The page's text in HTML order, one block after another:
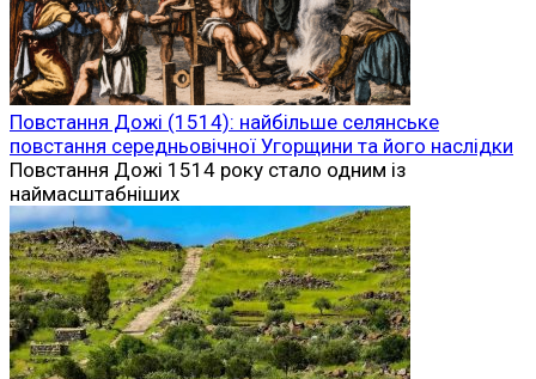
Повстання Дожі (1514): найбільше селянське
повстання середньовічної Угорщини та його наслідки
Повстання Дожі 1514 року стало одним із
наймасштабніших